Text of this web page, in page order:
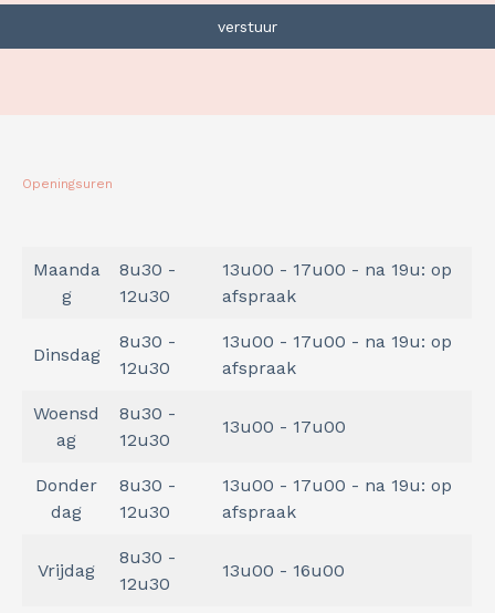
verstuur
Openingsuren
Maanda
g
8u30 -
12u30
13u00 - 17u00 - na 19u: op
afspraak
Dinsdag
8u30 -
12u30
13u00 - 17u00 - na 19u: op
afspraak
Woensd
ag
8u30 -
12u30
13u00 - 17u00
Donder
dag
8u30 -
12u30
13u00 - 17u00 - na 19u: op
afspraak
Vrijdag
8u30 -
12u30
13u00 - 16u00